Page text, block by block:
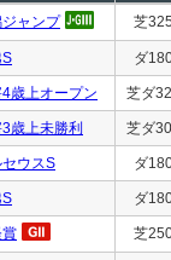
ャンプ 芝
ダ
歳上オープン 芝ダ
歳上未勝利 芝ダ
ウスS ダ
ダ
賞 芝